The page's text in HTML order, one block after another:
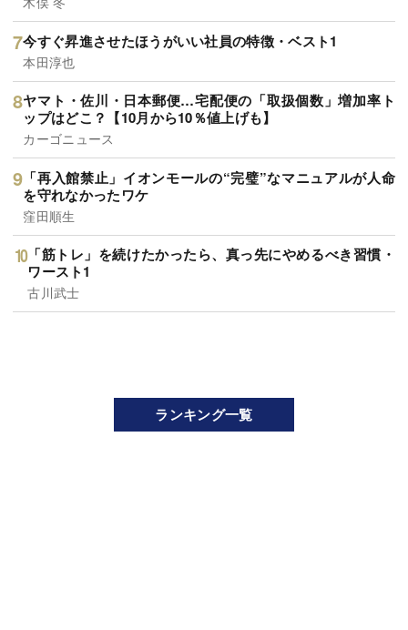
今すぐ昇進させたほうがいい社員の特徴・ベスト1
本田淳也
ヤマト・佐川・日本郵便…宅配便の「取扱個数」増加率ト
ップはどこ？【10月から10％値上げも】
カーゴニュース
「再入館禁止」イオンモールの“完璧”なマニュアルが人命
を守れなかったワケ
窪田順生
「筋トレ」を続けたかったら、真っ先にやめるべき習慣・
ワースト1
古川武士
ランキング一覧